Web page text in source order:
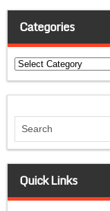
Categories
Categories
Quick Links